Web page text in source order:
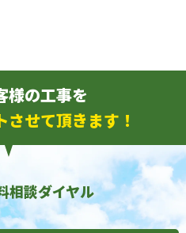
様の工事を
せて頂きます！
相談ダイヤル